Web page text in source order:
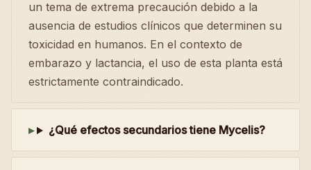
un tema de extrema precaución debido a la
ausencia de estudios clínicos que determinen su
toxicidad en humanos. En el contexto de
embarazo y lactancia, el uso de esta planta está
estrictamente contraindicado.
¿Qué efectos secundarios tiene Mycelis?